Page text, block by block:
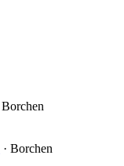
Borchen
· Borchen